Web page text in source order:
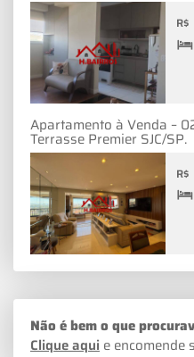
R$
Apartamento à Venda –
Terrasse Premier SJC/SP.
R$
Não é bem o que
Clique aqui e encomende